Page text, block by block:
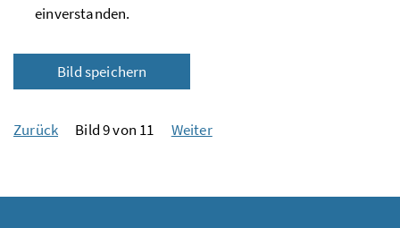
einverstanden.
Bild speichern
Zurück Bild 9 von 11 Weiter